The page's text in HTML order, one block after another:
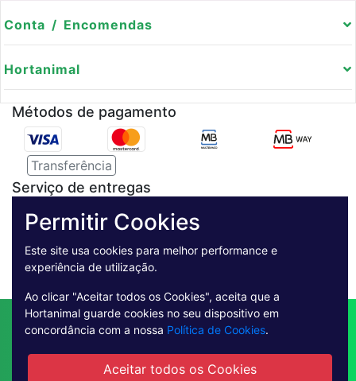
Conta / Encomendas
Hortanimal
Métodos de pagamento
Transferência
Serviço de entregas
Pagamento Seguro
Contactos Envio
Condições de Venda
Condições Gerais de Utilização
Permitir Cookies
Este site usa cookies para melhor performance e
experiência de utilização.
Ao clicar "Aceitar todos os Cookies", aceita que a
Hortanimal guarde cookies no seu dispositivo em
concordância com a nossa Política de Cookies.
Aceitar todos os Cookies